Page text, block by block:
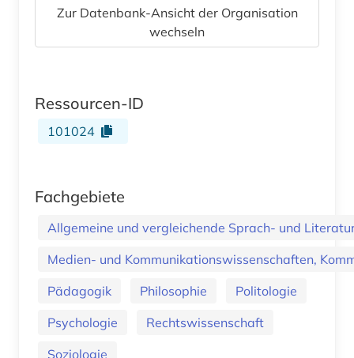
Zur Datenbank-Ansicht der Organisation
wechseln
Ressourcen-ID
101024
Fachgebiete
Allgemeine und vergleichende Sprach- und
Medien- und Kommunikationswissenschaften,
Pädagogik
Philosophie
Politologie
Psychologie
Rechtswissenschaft
Soziologie